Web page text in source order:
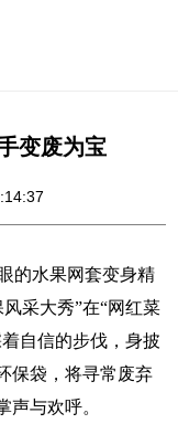
变废为宝
的水果网套变身精
采大秀”在“网红菜
自信的步伐，身披
保袋，将寻常废弃
声与欢呼。